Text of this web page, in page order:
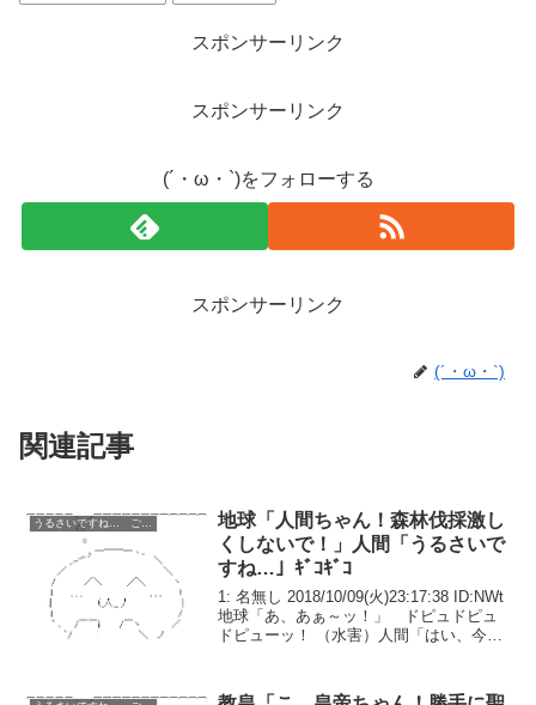
スポンサーリンク
スポンサーリンク
(´・ω・`)をフォローする
スポンサーリンク
(´・ω・`)
関連記事
地球「人間ちゃん！森林伐採激し
くしないで！」人間「うるさいで
すね…」ｷﾞｺｷﾞｺ
1: 名無し 2018/10/09(火)23:17:38 ID:NWt
地球「あ、あぁ～ッ！」 ドピュドピュ
ドピューッ！ （水害）人間「はい、今日
た……」数百万年前、念願...